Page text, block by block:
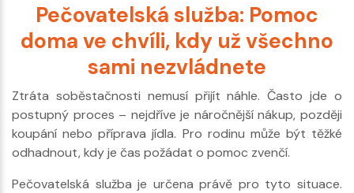
Pečovatelská služba: Pomoc
doma ve chvíli, kdy už všechno
sami nezvládnete
Ztráta soběstačnosti nemusí přijít náhle. Často jde o
postupný proces – nejdříve je náročnější nákup, později
koupání nebo příprava jídla. Pro rodinu může být těžké
odhadnout, kdy je čas požádat o pomoc zvenčí.
Pečovatelská služba je určena právě pro tyto situace.